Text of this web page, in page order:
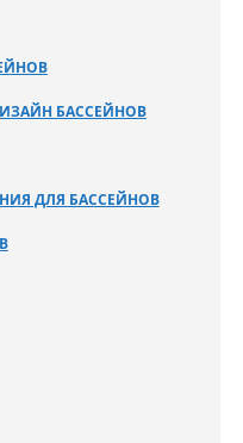
БАССЕЙНОВ
ДЛЯ БАССЕЙНОВ